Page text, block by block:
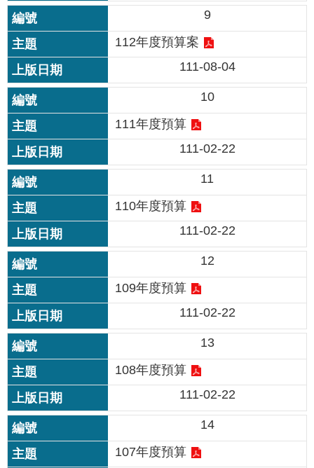
回
首
頁
English
陳
情
系
統
常
見
問
答
台
北
通
雙
語
詞
彙
隱
私
9
112年度預算案
111-08-04
10
111年度預算
111-02-22
11
110年度預算
111-02-22
12
109年度預算
111-02-22
13
108年度預算
111-02-22
14
107年度預算